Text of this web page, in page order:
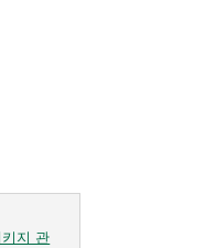
지 관